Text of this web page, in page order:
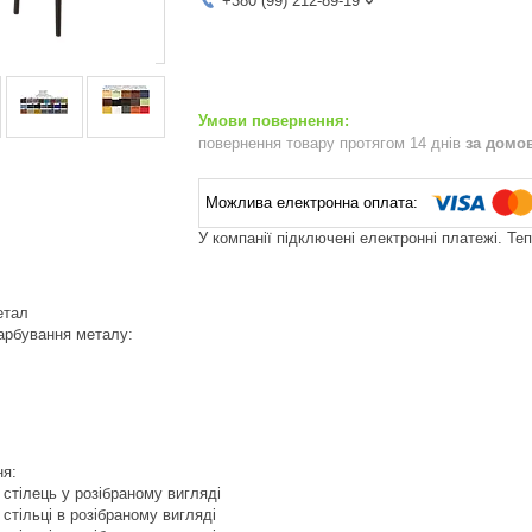
повернення товару протягом 14 днів за
У компанії підключені електронні платежі.
металу:
у розібраному вигляді
в розібраному вигляді